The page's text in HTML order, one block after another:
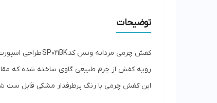
توضیحات
کفش چرمی مردانه ونس کد SP021BK طراحی اسپورت وطبی، انتخابی مناسب برای آقایانی است که به دنبال راحتی و کاری برای روزمره هستند.
رویه کفش از چرم طبیعی گاوی ساخته شده که
این کفش چرمی با رنگ پرطرفدار مشکی قابل ست